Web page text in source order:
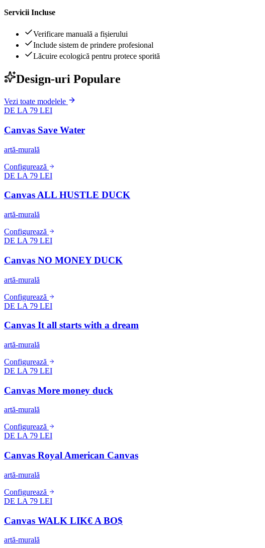
Servicii Incluse
Verificare manuală a fișierului
Include sistem de prindere profesional
Lăcuire ecologică pentru protece sporită
Design-uri Populare
Vezi toate modelele
DE LA 79 LEI
Canvas Save Water
artă-murală
Configurează
DE LA 79 LEI
Canvas ALL HUSTLE DUCK
artă-murală
Configurează
DE LA 79 LEI
Canvas NO MONEY DUCK
artă-murală
Configurează
DE LA 79 LEI
Canvas It all starts with a dream
artă-murală
Configurează
DE LA 79 LEI
Canvas More money duck
artă-murală
Configurează
DE LA 79 LEI
Canvas Royal American Canvas
artă-murală
Configurează
DE LA 79 LEI
Canvas WALK LIK€ A BO$
artă-murală